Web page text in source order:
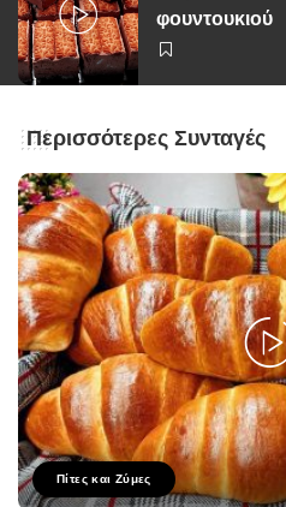
φουντουκιού
Περισσότερες Συνταγές
Πίτες και Ζύμες